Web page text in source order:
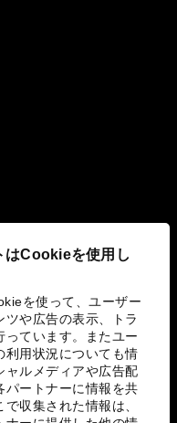
はCookieを使用し
を使って、ユーザー
ツや広告の表示、トラ
っています。またユー
利用状況についても情
ャルメディアや広告配
パートナーに情報を共
収集された情報は、